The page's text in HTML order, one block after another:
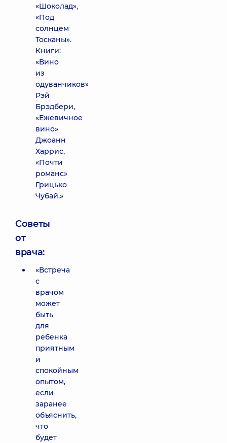
«Шоколад»,
«Под
солнцем
Тосканы».
Книги:
«Вино
из
одуванчиков»
Рэй
Брэдбери,
«Ежевичное
вино»
Джоанн
Харрис,
«Почти
романс»
Грицько
Чубай.»
Советы
от
врача:
«Встреча
с
врачом
может
быть
для
ребенка
приятным
и
спокойным
опытом,
если
заранее
объяснить,
что
будет